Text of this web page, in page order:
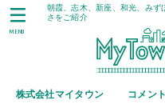
朝霞、志木、新座、和光、みず
さをご紹介
株式会社マイタウン コメン
MENU